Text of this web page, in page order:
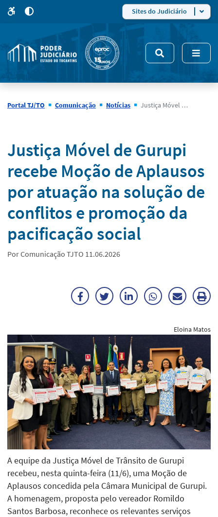
site
5
modo
de
alto
Sites do Judiciário
Portal TJ/TO Comunicação Notícias Justiça Móvel de Gurupi recebe Moção de Aplausos por atuação na solução de conflitos e promoção da pacificação social
Notícias
Justiça Móvel de Gurupi
recebe Moção de Aplausos
por atuação na solução de
conflitos e promoção da
pacificação social
Por Comunicação TJTO 11.06.2026
FacebookTwitterLinkedInWhatsApp
Enviar
E-
mail
Eloina Matos
A equipe da Justiça Móvel de Trânsito de Gurupi
recebeu, nesta quinta-feira (11/6), uma Moção de
Aplausos concedida pela Câmara Municipal de Gurupi.
A homenagem, proposta pelo vereador Romildo
Santos Barbosa, reconhece os relevantes serviços